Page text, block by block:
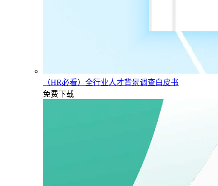
（HR必看）全行业人才背景调查白皮书
免费下载